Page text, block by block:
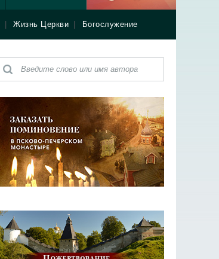
Жизнь Церкви Богослужение